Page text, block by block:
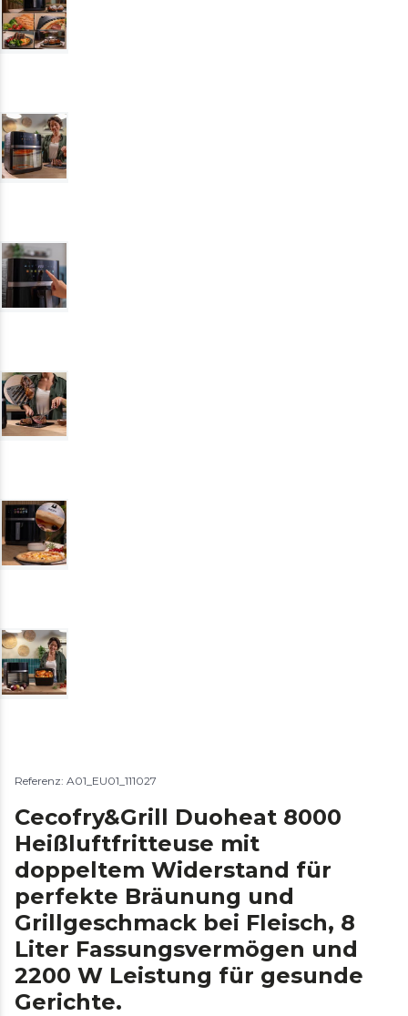
Referenz: A01_EU01_111027
Cecofry&Grill Duoheat 8000
Heißluftfritteuse mit
doppeltem Widerstand für
perfekte Bräunung und
Grillgeschmack bei Fleisch, 8
Liter Fassungsvermögen und
2200 W Leistung für gesunde
Gerichte.